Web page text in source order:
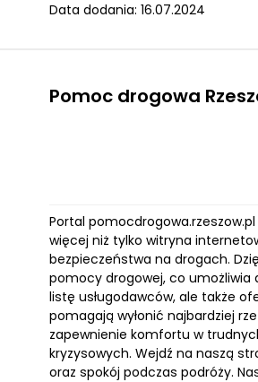
Data dodania: 16.07.2024
Pomoc drogowa
Portal
więcej niż tylko witryna
bezpieczeństwa na drogach.
pomocy drogowej, co umożliwia
listę usługodawców, ale także
pomagają wyłonić najbardziej
zapewnienie komfortu w
kryzysowych. Wejdź na naszą
oraz spokój podczas podróży.